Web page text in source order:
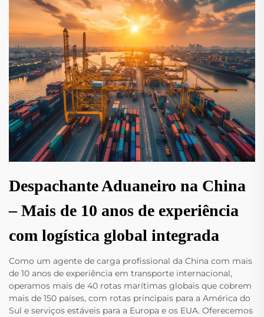
Despachante Aduaneiro na China
– Mais de 10 anos de experiência
com logística global integrada
Como um agente de carga profissional da China com mais
de 10 anos de experiência em transporte internacional,
operamos mais de 40 rotas marítimas globais que cobrem
mais de 150 países, com rotas principais para a América do
Sul e serviços estáveis para a Europa e os EUA. Oferecemos